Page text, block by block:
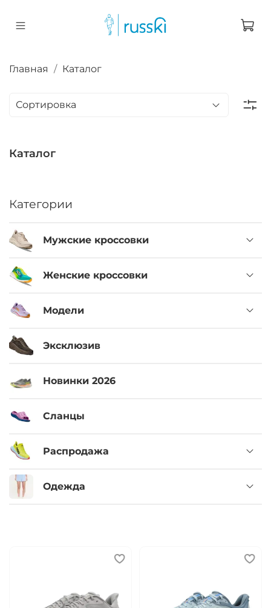
Главная Каталог
Каталог
Категории
Мужские кроссовки
Женские кроссовки
Модели
Эксклюзив
Новинки 2026
Сланцы
Распродажа
Одежда